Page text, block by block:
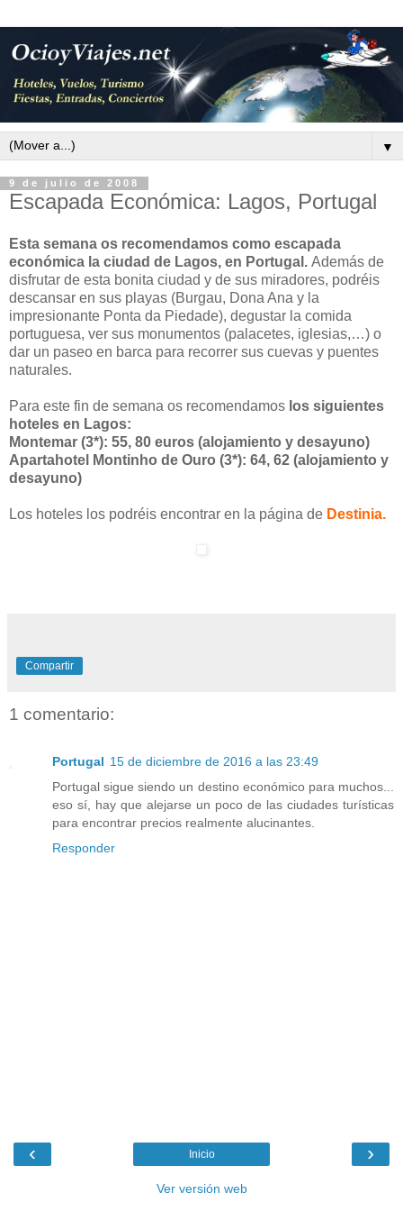
▼
9 de julio de 2008
Escapada Económica: Lagos, Portugal
Esta semana os recomendamos como escapada
económica la ciudad de Lagos, en Portugal. Además de
disfrutar de esta bonita ciudad y de sus miradores, podréis
descansar en sus playas (Burgau, Dona Ana y la
impresionante Ponta da Piedade), degustar la comida
portuguesa, ver sus monumentos (palacetes, iglesias,…) o
dar un paseo en barca para recorrer sus cuevas y puentes
naturales.
Para este fin de semana os recomendamos los siguientes
hoteles en Lagos:
Montemar (3*): 55, 80 euros (alojamiento y desayuno)
Apartahotel Montinho de Ouro (3*): 64, 62 (alojamiento y
desayuno)
Los hoteles los podréis encontrar en la página de Destinia.
Compartir
1 comentario:
Portugal 15 de diciembre de 2016 a las 23:49
Portugal sigue siendo un destino económico para muchos...
eso sí, hay que alejarse un poco de las ciudades turísticas
para encontrar precios realmente alucinantes.
Responder
‹ ›
Inicio
Ver versión web